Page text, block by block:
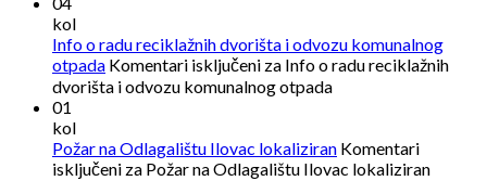
kol
Info o radu reciklažnih dvorišta i odvozu komunalnog
otpada Komentari isključeni za Info o radu reciklažnih
dvorišta i odvozu komunalnog otpada
01
kol
Požar na Odlagalištu Ilovac lokaliziran Komentari
isključeni za Požar na Odlagalištu Ilovac lokaliziran